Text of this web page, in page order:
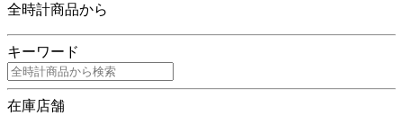
全時計商品から
キーワード
在庫店舗